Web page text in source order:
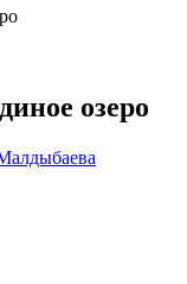
озеро